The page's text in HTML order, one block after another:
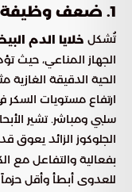
1. ضعف وظيفة خلايا الدم البيضاء
تُشكل خلايا الدم
الجهاز المناعي، حيث
الحية الدقيقة الغازية
ارتفاع مستويات السكر
سلبي ومباشر. تشير
الجلوكوز الزائد يعوق
بفعالية والتفاعل مع
للعدوى أبطأ وأقل